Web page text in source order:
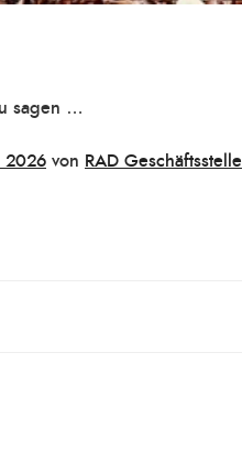
sagen …
2026 von RAD Geschäftsstelle